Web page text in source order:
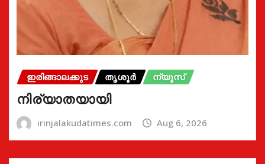
ഇരിങ്ങാലക്കുട തൃശൂർ ന്യൂസ്
നിര്യാതയായി
irinjalakudatimes.com Aug 6, 2026